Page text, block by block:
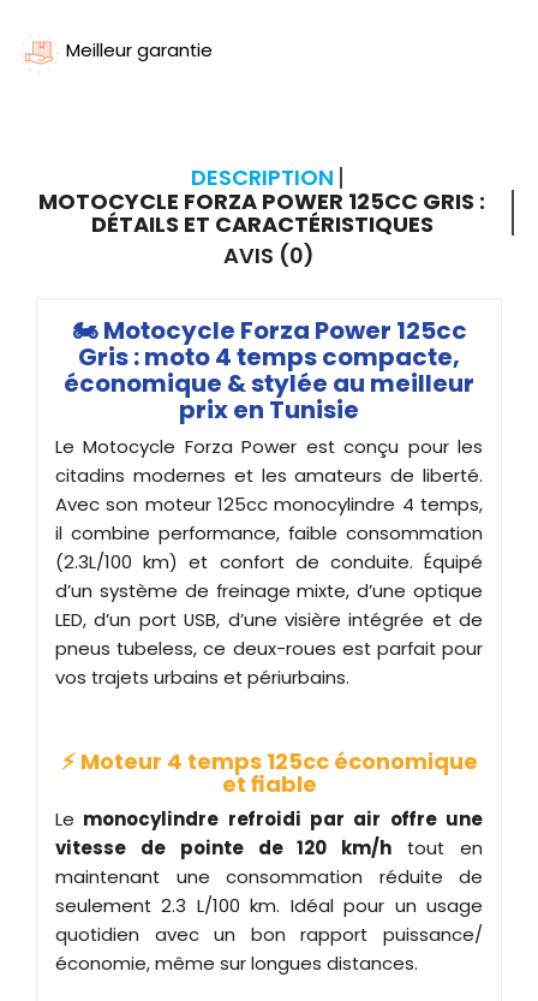
Meilleur garantie
DESCRIPTION
MOTOCYCLE FORZA POWER 125CC GRIS :
DÉTAILS ET CARACTÉRISTIQUES
AVIS (0)
🏍️ Motocycle Forza Power 125cc
Gris : moto 4 temps compacte,
économique & stylée au meilleur
prix en Tunisie
Le Motocycle Forza Power est conçu pour les
citadins modernes et les amateurs de liberté.
Avec son moteur 125cc monocylindre 4 temps,
il combine performance, faible consommation
(2.3L/100 km) et confort de conduite. Équipé
d’un système de freinage mixte, d’une optique
LED, d’un port USB, d’une visière intégrée et de
pneus tubeless, ce deux-roues est parfait pour
vos trajets urbains et périurbains.
⚡ Moteur 4 temps 125cc économique
et fiable
Le monocylindre refroidi par air offre une
vitesse de pointe de 120 km/h tout en
maintenant une consommation réduite de
seulement 2.3 L/100 km. Idéal pour un usage
quotidien avec un bon rapport puissance/
économie, même sur longues distances.